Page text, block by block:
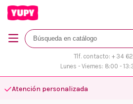
Tlf. contacto: + 34
Lunes - Viernes: 8:00 -
Atención personalizada